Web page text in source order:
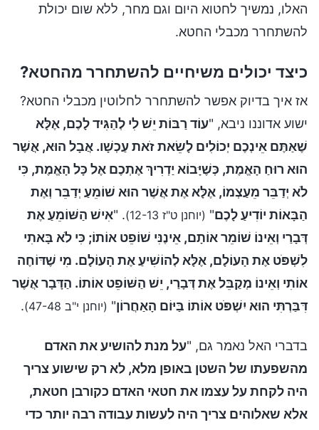
האלו, נמשיך לחטוא היום וגם מחר, ללא שום יכולת
להשתחרר מכבלי החטא.
כיצד יכולים משיחיים להשתחרר מהחטא?
אז איך בדיוק אפשר להשתחרר לחלוטין מכבלי החטא?
ישוע אדוננו ניבא, "עוֹד רַבּוֹת יֵשׁ לִי לְהַגִּיד לָכֶם, אֶלָּא
שֶׁאַתֶּם אֵינְכֶם יְכוֹלִים לָשֵׂאת זֺאת עַכְשָׁו. אֲבָל הוּא, אֲשֶׁר
הוּא רוּחַ הָאֱמֶת, כְּשֶׁיָּבוֹא יַדְרִיךְ אֶתְכֶם אֶל כָּל הָאֱמֶת, כִּי
לֹא יְדַבֵּר מֵעַצְמוֹ, אֶלָּא אֶת אֲשֶׁר הוּא שׁוֹמֵעַ יְדַבֵּר וְאֶת
הַבָּאוֹת יוֹדִיעַ לָכֶם" (יוחנן ט"ז 12-13) . "אִישׁ הַשּׁוֹמֵעַ אֶת
דְּבָרַי וְאֵינוֹ שׁוֹמֵר אוֹתָם, אֵינֶנִּי שׁוֹפֵט אוֹתוֹ; כִּי לֹא בָּאתִי
לִשְׁפֺּט אֶת הָעוֹלָם, אֶלָּא לְהוֹשִׁיעַ אֶת הָעוֹלָם. מִי שֶׁדּוֹחֶה
אוֹתִי וְאֵינוֹ מְקַבֵּל אֶת דְּבָרַי, יֵשׁ הַשּׁוֹפֵט אוֹתוֹ. הַדָּבָר אֲשֶׁר
דִּבַּרְתִּי הוּא יִשְׁפֺּט אוֹתוֹ בַּיּוֹם הָאַחֲרוֹן" (יוחנן י"ב 47-48) .
בדברי האל נאמר גם, "על מנת להושיע את האדם
מהשפעתו של השטן באופן מלא, לא רק שישוע צריך
היה לקחת על עצמו את חטאי האדם כקורבן חטאת,
אלא שאלוהים צריך היה לעשות עבודה רבה יותר כדי